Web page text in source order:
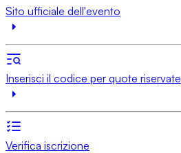
Sito ufficiale dell'evento
Inserisci il codice per quote riservate
Verifica iscrizione